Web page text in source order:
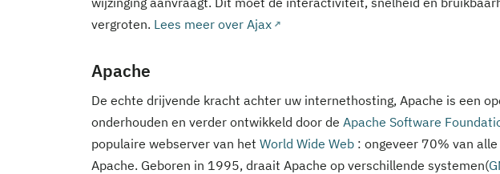
vergroten. Lees meer over Ajax
Apache
De echte drijvende kracht achter uw internethosting, Apache is een
onderhouden en verder ontwikkeld door de Apache Software
populaire webserver van het World Wide Web: ongeveer 70% van
Apache. Geboren in 1995, draait Apache op verschillende systemen(